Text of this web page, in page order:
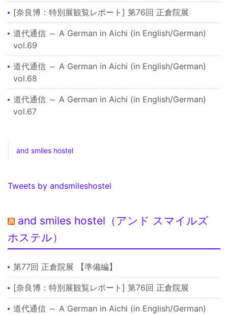
[奈良博：特別展観覧レポート] 第76回 正倉院展
道代通信 ～ A German in Aichi (in English/German)
vol.69
道代通信 ～ A German in Aichi (in English/German)
vol.68
道代通信 ～ A German in Aichi (in English/German)
vol.67
and smiles hostel
Tweets by andsmileshostel
and smiles hostel（アンド スマイルズ
ホステル）
第77回 正倉院展 【準備編】
[奈良博：特別展観覧レポート] 第76回 正倉院展
道代通信 ～ A German in Aichi (in English/German)